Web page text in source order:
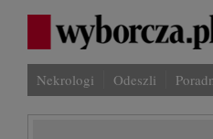
Nekrologi Odeszli